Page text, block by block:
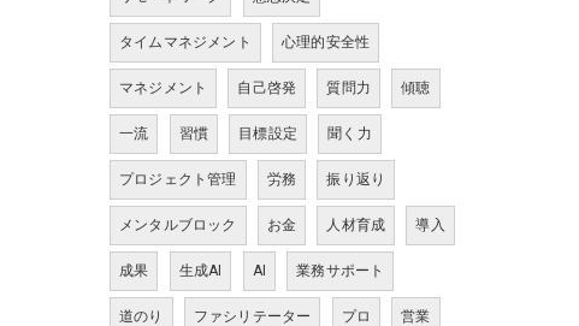
タイムマネジメント 心理的安全性
マネジメント 自己啓発 質問力 傾聴
一流 習慣 目標設定 聞く力
プロジェクト管理 労務 振り返り
メンタルブロック お金 人材育成 導入
成果 生成AI AI 業務サポート
道のり ファシリテーター プロ 営業